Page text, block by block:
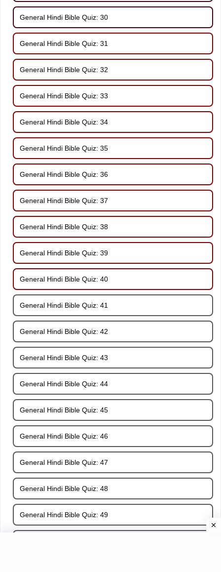
General Hindi Bible Quiz: 30
General Hindi Bible Quiz: 31
General Hindi Bible Quiz: 32
General Hindi Bible Quiz: 33
General Hindi Bible Quiz: 34
General Hindi Bible Quiz: 35
General Hindi Bible Quiz: 36
General Hindi Bible Quiz: 37
General Hindi Bible Quiz: 38
General Hindi Bible Quiz: 39
General Hindi Bible Quiz: 40
General Hindi Bible Quiz: 41
General Hindi Bible Quiz: 42
General Hindi Bible Quiz: 43
General Hindi Bible Quiz: 44
General Hindi Bible Quiz: 45
General Hindi Bible Quiz: 46
General Hindi Bible Quiz: 47
General Hindi Bible Quiz: 48
General Hindi Bible Quiz: 49